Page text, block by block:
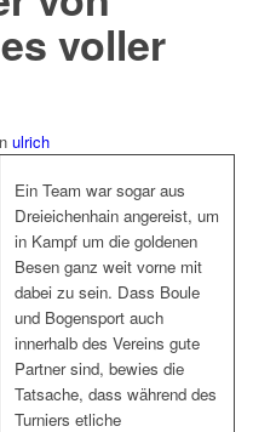
voller
ulrich
Ein Team war sogar aus
Dreieichenhain angereist, um
in Kampf um die goldenen
Besen ganz weit vorne mit
dabei zu sein. Dass Boule
und Bogensport auch
innerhalb des Vereins gute
Partner sind, bewies die
Tatsache, dass während des
Turniers etliche